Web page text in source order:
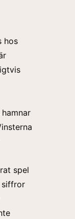
hos
spel
siffror